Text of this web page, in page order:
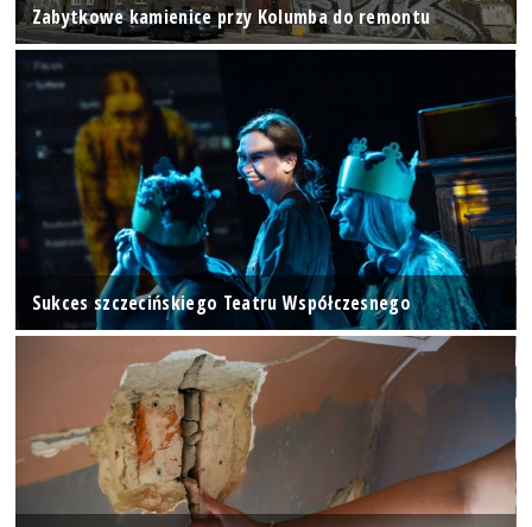
Zabytkowe kamienice przy Kolumba do remontu
Sukces szczecińskiego Teatru Współczesnego